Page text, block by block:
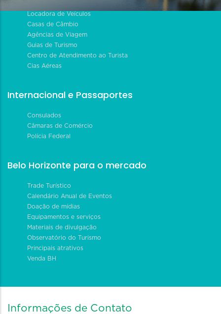
Locadora de Veículos
Casas de Câmbio
Agências de Viagem
Guias de Turismo
Centro de Atendimento ao Turista
Cias Aéreas
Internacional e Passaportes
Consulados
Câmaras de Comércio
Polícia Federal
Belo Horizonte para o mercado
Trade Turístico
Calendário Anual de Eventos
Doação de mídias
Equipamentos e serviços
Materiais de divulgação
Observatório do Turismo
Principais atrativos
Venda BH
Informações de Contato